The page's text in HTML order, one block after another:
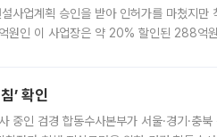
사업계획 승인을 받아 인허가를 마쳤지만
원인 이 사업장은 약 20% 할인된 288억
’ 확인
인 검경 합동수사본부가 서울·경기·충북